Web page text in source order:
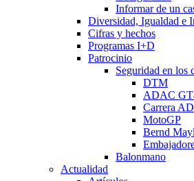
Informar de un
Diversidad, Igualdad e
Cifras y hechos
Programas I+D
Patrocinio
Seguridad en los
DTM
ADAC
Carrera
MotoGP
Bernd
Balonmano
Actualidad